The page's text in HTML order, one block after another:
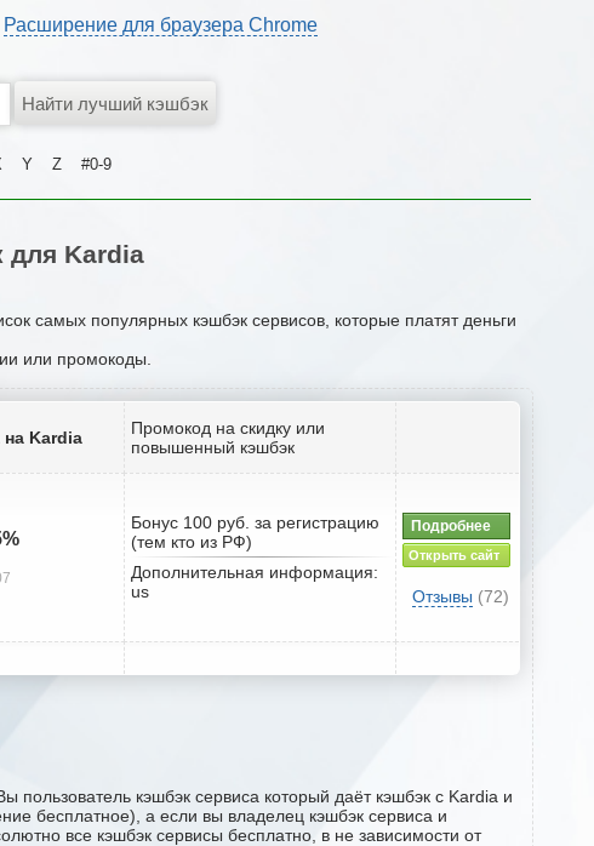
Расширение для браузера Chrome
Y Z #0-9
Kardia
самых популярных кэшбэк сервисов, которые платят деньги
или промокоды.
Kardia
Промокод на скидку или
повышенный кэшбэк
Бонус 100 руб. за регистрацию
(тем кто из РФ)
Дополнительная информация:
us
Подробнее
Открыть сайт
Отзывы (72)
кэшбэк сервиса который даёт кэшбэк с Kardia и
бесплатное), а если вы владелец кэшбэк сервиса и
все кэшбэк сервисы бесплатно, в не зависимости от